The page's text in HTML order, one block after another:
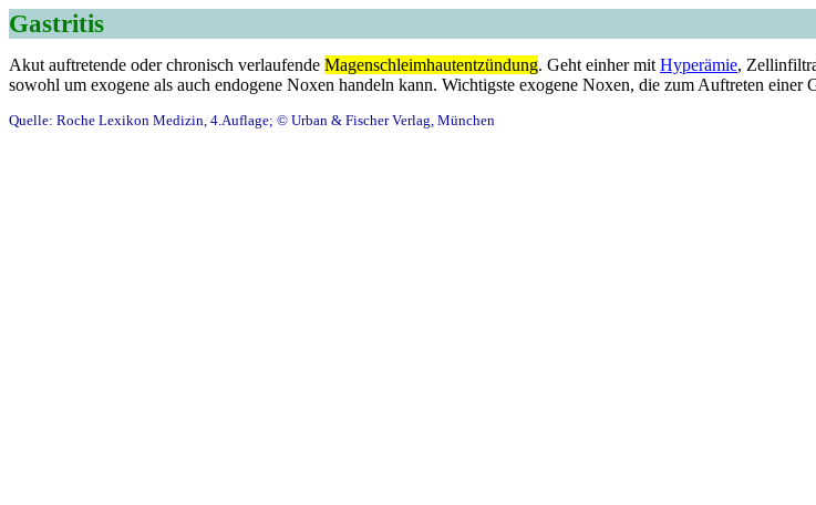
Gastritis
Akut auftretende oder chronisch verlaufende Magenschleimhautentzündung. Geht einher mit Hyperämie,
sowohl um exogene als auch endogene Noxen handeln kann. Wichtigste exogene Noxen, die zum Auftreten
Quelle: Roche Lexikon Medizin, 4.Auflage; © Urban & Fischer Verlag, München